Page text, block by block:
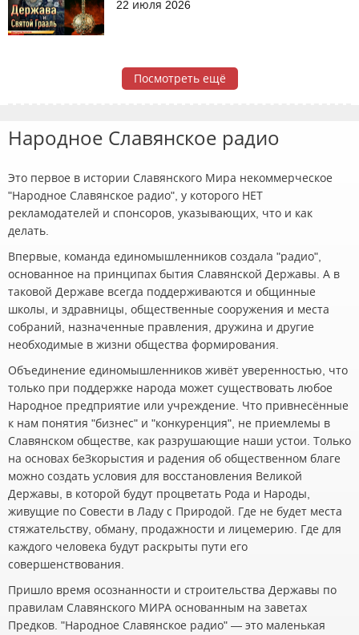
22 июля 2026
Посмотреть ещё
Народное Славянское радио
Это первое в истории Славянского Мира некоммерческое
"Народное Славянское радио", у которого НЕТ
рекламодателей и спонсоров, указывающих, что и как
делать.
Впервые, команда единомышленников создала "радио",
основанное на принципах бытия Славянской Державы. А в
таковой Державе всегда поддерживаются и общинные
школы, и здравницы, общественные сооружения и места
собраний, назначенные правления, дружина и другие
необходимые в жизни общества формирования.
Объединение единомышленников живёт уверенностью, что
только при поддержке народа может существовать любое
Народное предприятие или учреждение. Что привнесённые
к нам понятия "бизнес" и "конкуренция", не приемлемы в
Славянском обществе, как разрушающие наши устои. Только
на основах беЗкорыстия и радения об общественном благе
можно создать условия для восстановления Великой
Державы, в которой будут процветать Рода и Народы,
живущие по Совести в Ладу с Природой. Где не будет места
стяжательству, обману, продажности и лицемерию. Где для
каждого человека будут раскрыты пути его
совершенствования.
Пришло время осознанности и строительства Державы по
правилам Славянского МИРА основанным на заветах
Предков. "Народное Славянское радио" — это маленькая